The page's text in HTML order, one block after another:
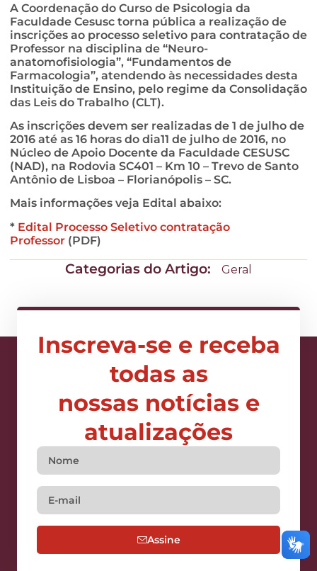
A Coordenação do Curso de Psicologia da
Faculdade Cesusc torna pública a realização de
inscrições ao processo seletivo para contratação de
Professor na disciplina de “Neuro-
anatomofisiologia”, “Fundamentos de
Farmacologia”, atendendo às necessidades desta
Instituição de Ensino, pelo regime da Consolidação
das Leis do Trabalho (CLT).
As inscrições devem ser realizadas de 1 de julho de
2016 até as 16 horas do dia11 de julho de 2016, no
Núcleo de Apoio Docente da Faculdade CESUSC
(NAD), na Rodovia SC401 – Km 10 – Trevo de Santo
Antônio de Lisboa – Florianópolis – SC.
Mais informações veja Edital abaixo:
* Edital Processo Seletivo contratação
Professor (PDF)
Categorias do Artigo: Geral
Inscreva-se e receba
todas as
nossas notícias e
atualizações
Assine